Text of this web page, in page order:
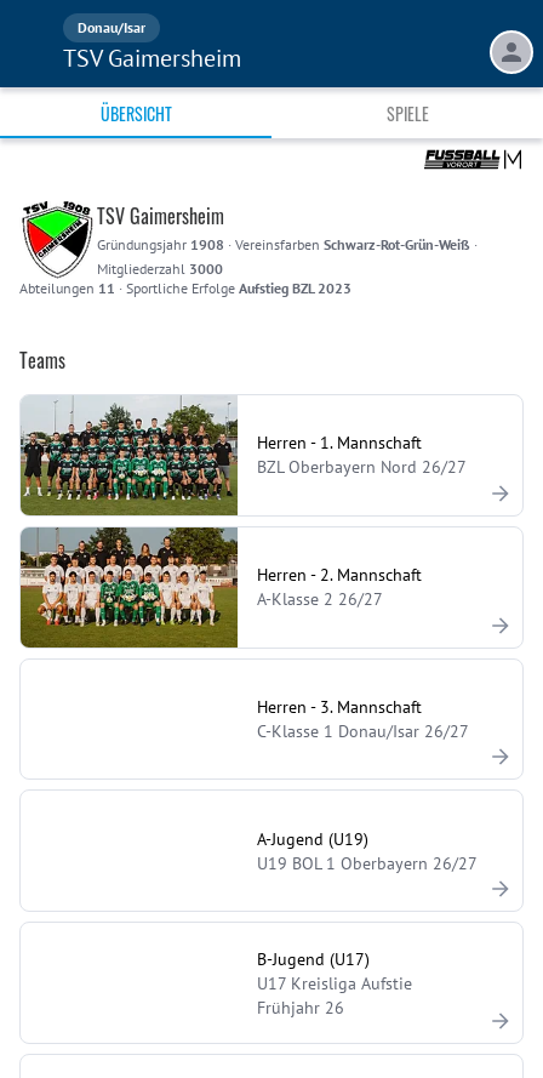
Donau/Isar
TSV Gaimersheim
ÜBERSICHT SPIELE
TSV Gaimersheim
Gründungsjahr 1908 · Vereinsfarben Schwarz-Rot-Grün-Weiß ·
Mitgliederzahl 3000
Abteilungen 11 · Sportliche Erfolge Aufstieg BZL 2023
Teams
Herren - 1. Mannschaft
BZL Oberbayern Nord 26/27
Herren - 2. Mannschaft
A-Klasse 2 26/27
Herren - 3. Mannschaft
C-Klasse 1 Donau/Isar 26/27
A-Jugend (U19)
U19 BOL 1 Oberbayern 26/27
B-Jugend (U17)
U17 Kreisliga Aufstie
Frühjahr 26